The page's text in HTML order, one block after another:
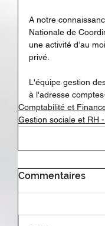
A notre
Nationale de
une activité d’au
privé.
L'équipe gestion
à l'adresse
Comptabilité et
Gestion sociale et RH
Commentaires